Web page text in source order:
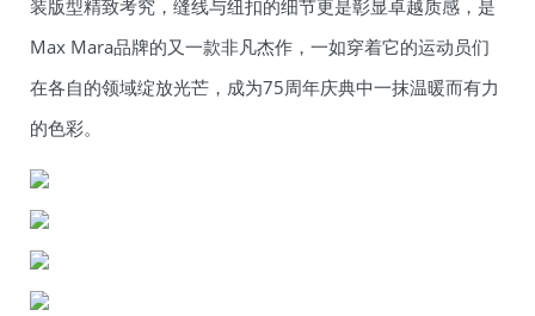
装版型精致考究，缝线与纽扣的细节更是彰显卓越质感，是
Max Mara品牌的又一款非凡杰作，一如穿着它的运动员们
在各自的领域绽放光芒，成为75周年庆典中一抹温暖而有力
的色彩。